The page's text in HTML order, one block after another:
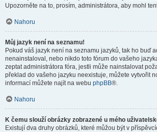
Upozorněte na to, prosím, administrátora, aby mohl
Nahoru
Můj jazyk není na seznamu!
Pokud váš jazyk není na seznamu jazyků, tak ho buď
nenainstaloval, nebo nikdo toto fórum do vašeho
zeptat administrátora fóra, jestli může nainstalovat
překlad do vašeho jazyku neexistuje, můžete vytvořit
informací můžete najít na webu phpBB®.
Nahoru
K čemu slouží obrázky zobrazené u mého
Existují dva druhy obrázků, které můžou být v